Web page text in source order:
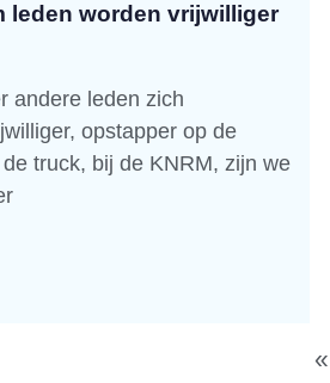
leden worden vrijwilliger
andere leden zich
opstapper op de
truck, bij de KNRM, zijn we